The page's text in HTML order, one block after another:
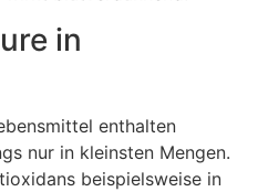
in
enthalten
nur in kleinsten Mengen.
beispielsweise in